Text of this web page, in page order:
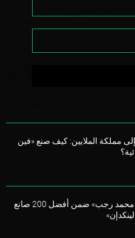
مملكة الملايين: كيف صنع «فين
اختيار رائد الأعمال «محمد رجب» ضمن أفضل 200 صانع